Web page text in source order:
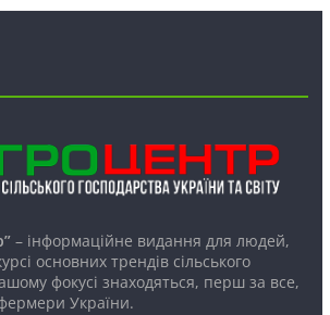
– інформаційне видання для людей,
основних трендів сільського
фокусі знаходяться, перш за все,
України.